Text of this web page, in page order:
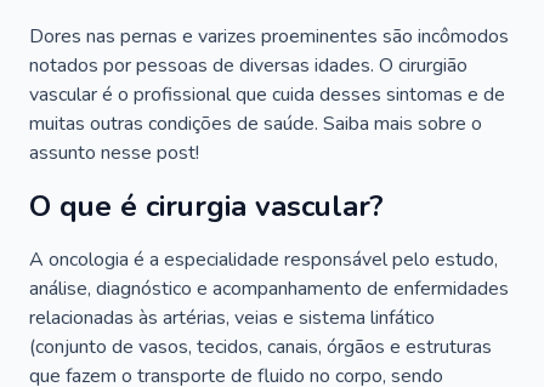
Dores nas pernas e varizes proeminentes são incômodos
notados por pessoas de diversas idades. O cirurgião
vascular é o profissional que cuida desses sintomas e de
muitas outras condições de saúde. Saiba mais sobre o
assunto nesse post!
O que é cirurgia vascular?
A oncologia é a especialidade responsável pelo estudo,
análise, diagnóstico e acompanhamento de enfermidades
relacionadas às artérias, veias e sistema linfático
(conjunto de vasos, tecidos, canais, órgãos e estruturas
que fazem o transporte de fluido no corpo, sendo